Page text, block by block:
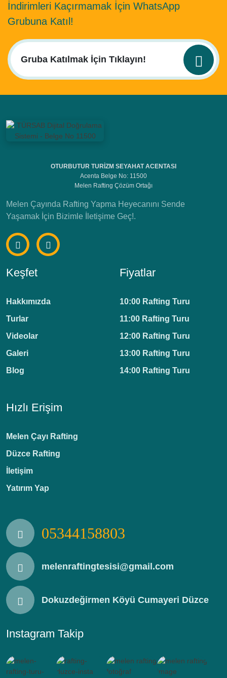
İndirimleri Kaçırmamak İçin WhatsApp
Grubuna Katıl!
OTURBUTUR TURİZM SEYAHAT ACENTASI
Acenta Belge No: 11500
Melen Rafting Çözüm Ortağı
Melen Çayında Rafting Yapma Heyecanını Sende
Yaşamak İçin Bizimle İletişime Geç!.
Keşfet
Hakkımızda
Turlar
Videolar
Galeri
Blog
Fiyatlar
10:00 Rafting Turu
11:00 Rafting Turu
12:00 Rafting Turu
13:00 Rafting Turu
14:00 Rafting Turu
Hızlı Erişim
Melen Çayı Rafting
Düzce Rafting
İletişim
Yatırım Yap
05344158803
melenraftingtesisi@gmail.com
Dokuzdeğirmen Köyü Cumayeri Düzce
Instagram Takip